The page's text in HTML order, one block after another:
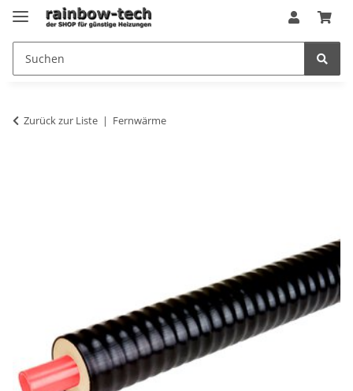
Zurück zur Liste Fernwärme